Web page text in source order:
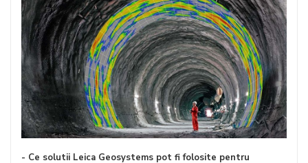
- Ce solutii Leica Geosystems pot fi folosite pentru